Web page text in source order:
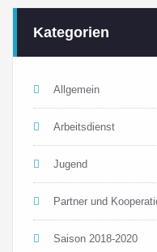
Kategorien
Allgemein
Arbeitsdienst
Jugend
Partner und
Saison 2018-2020